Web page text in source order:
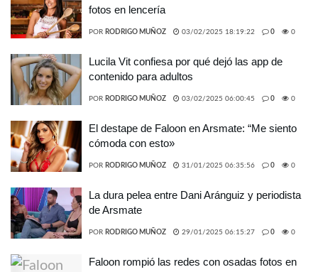
fotos en lencería
POR RODRIGO MUÑOZ 03/02/2025 18:19:22 0 0
Lucila Vit confiesa por qué dejó las app de
contenido para adultos
POR RODRIGO MUÑOZ 03/02/2025 06:00:45 0 0
El destape de Faloon en Arsmate: “Me siento
cómoda con esto»
POR RODRIGO MUÑOZ 31/01/2025 06:35:56 0 0
La dura pelea entre Dani Aránguiz y periodista
de Arsmate
POR RODRIGO MUÑOZ 29/01/2025 06:15:27 0 0
Faloon rompió las redes con osadas fotos en